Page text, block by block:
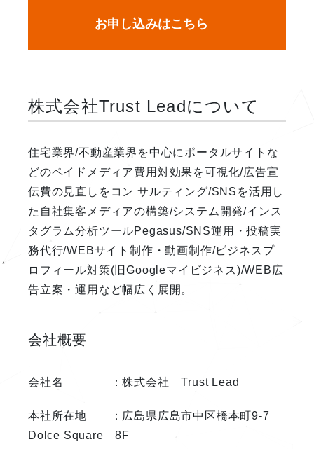
お申し込みはこちら
株式会社Trust Leadについて
住宅業界/不動産業界を中心にポータルサイトな
どのペイドメディア費用対効果を可視化/広告宣
伝費の見直しをコン サルティング/SNSを活用し
た自社集客メディアの構築/システム開発/インス
タグラム分析ツールPegasus/SNS運用・投稿実
務代行/WEBサイト制作・動画制作/ビジネスプ
ロフィール対策(旧Googleマイビジネス)/WEB広
告立案・運用など幅広く展開。
会社概要
会社名 ：株式会社 Trust Lead
本社所在地 ：広島県広島市中区橋本町9-7
Dolce Square 8F